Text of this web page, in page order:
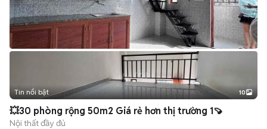
+2
Tin nổi bật 10
💥30 phòng rộng 50m2 Giá rẻ hơn thị trường 1🍠
Nội thất đầy đủ